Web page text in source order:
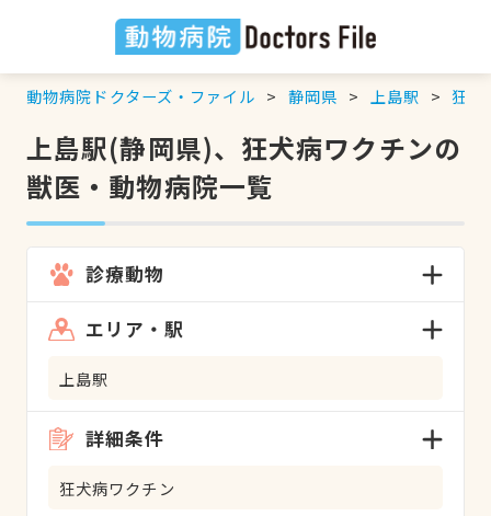
動物病院ドクターズ・ファイル 静岡県 上島駅 狂犬
上島駅(静岡県)、狂犬病ワクチンの
獣医・動物病院一覧
診療動物
エリア・駅
上島駅
詳細条件
狂犬病ワクチン